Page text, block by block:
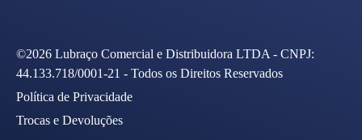
©2026 Lubraço Comercial e Distribuidora LTDA - CNPJ:
44.133.718/0001-21 - Todos os Direitos Reservados
Política de Privacidade
Trocas e Devoluções